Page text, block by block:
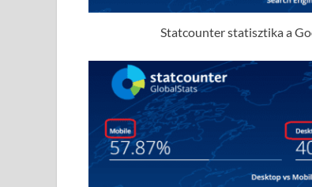
Statcounter statisztika a